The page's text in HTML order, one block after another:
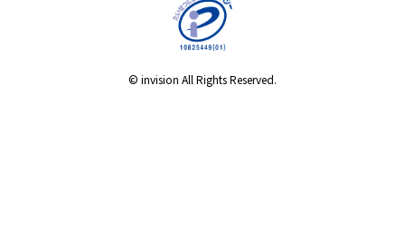
© invision All Rights Reserved.